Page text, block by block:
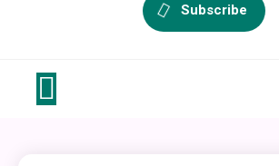
Subscribe